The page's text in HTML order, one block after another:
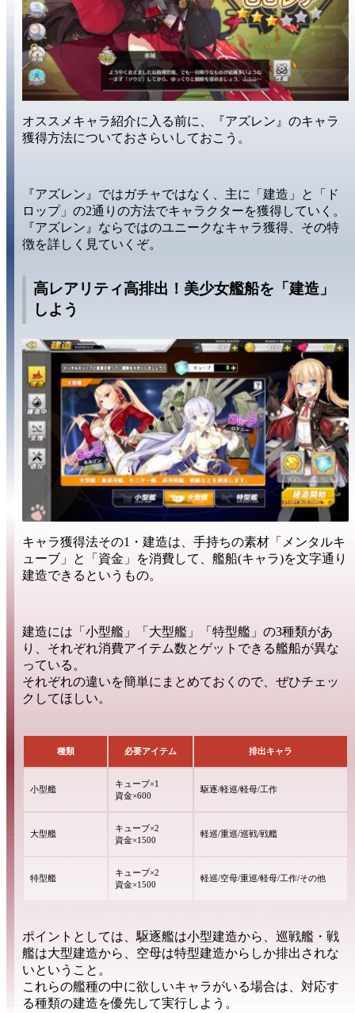
オススメキャラ紹介に入る前に、『アズレン』のキャラ
獲得方法についておさらいしておこう。
『アズレン』ではガチャではなく 、主に 「建造」 と
「ド
ロップ」 の2通りの方法でキャラクターを獲得していく。
『アズレン』ならではのユニークなキャラ獲得、その特
徴を詳しく見ていくぞ。
高レアリティ高排出！美少女艦船を「建造」
しよう
キャラ獲得法その1・ 建造は、手持ちの素材 「メンタルキ
ューブ」
と 「資金」 を消費して、 艦船(キャラ)を文字通り
建造できるというもの。
建造には 「小型艦」「大型艦」「特型艦」 の3種類があ
り、それぞれ消費アイテム数とゲットできる艦船が異な
っている。
それぞれの違いを簡単にまとめておくので、ぜひチェッ
クしてほしい。
種類 必要アイテム 排出キャラ
小型艦
キューブ×1
資金×600
駆逐/軽巡/軽母/工作
大型艦
キューブ×2
資金×1500
軽巡/重巡/巡戦/戦艦
特型艦
キューブ×2
資金×1500
軽巡/空母/重巡/軽母/工作/その他
ポイントとしては、駆逐艦は小型建造から、 巡戦艦・戦
艦は大型建造から、 空母は特型建造からしか排出されな
いということ。
これらの艦種の中に欲しいキャラがいる場合は、 対応す
る種類の建造を優先して実行しよう。